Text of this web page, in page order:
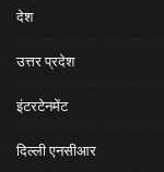
देश
उत्तर प्रदेश
इंटरटेनमेंट
दिल्ली एनसीआर